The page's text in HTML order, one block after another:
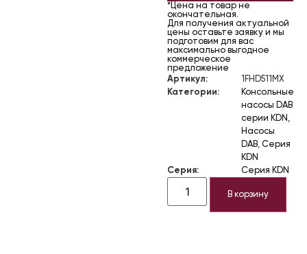
*Цена на товар не
окончательная.
Для получения актуальной
цены оставьте заявку и мы
подготовим для вас
максимально выгодное
коммерческое
предложение
Артикул:
1FHD511MX
Категории:
Консольные
насосы DAB
серии KDN ,
Насосы
DAB, Серия
KDN
Серия:
Серия KDN
В корзину